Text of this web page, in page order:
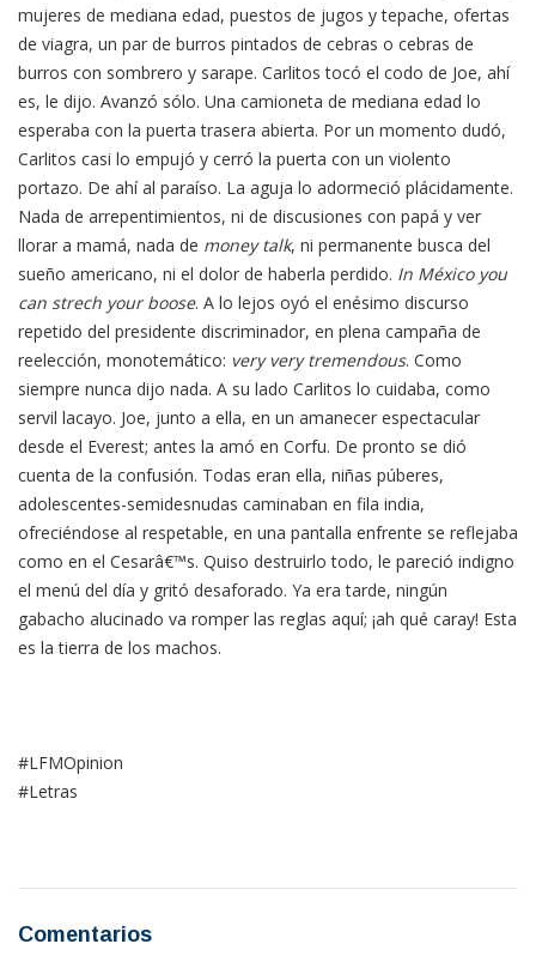
mujeres de mediana edad, puestos de jugos y tepache, ofertas
de viagra, un par de burros pintados de cebras o cebras de
burros con sombrero y sarape. Carlitos tocó el codo de Joe, ahí
es, le dijo. Avanzó sólo. Una camioneta de mediana edad lo
esperaba con la puerta trasera abierta. Por un momento dudó,
Carlitos casi lo empujó y cerró la puerta con un violento
portazo. De ahí al paraíso. La aguja lo adormeció plácidamente.
Nada de arrepentimientos, ni de discusiones con papá y ver
llorar a mamá, nada de money talk, ni permanente busca del
sueño americano, ni el dolor de haberla perdido. In México you
can strech your boose. A lo lejos oyó el enésimo discurso
repetido del presidente discriminador, en plena campaña de
reelección, monotemático: very very tremendous. Como
siempre nunca dijo nada. A su lado Carlitos lo cuidaba, como
servil lacayo. Joe, junto a ella, en un amanecer espectacular
desde el Everest; antes la amó en Corfu. De pronto se dió
cuenta de la confusión. Todas eran ella, niñas púberes,
adolescentes-semidesnudas caminaban en fila india,
ofreciéndose al respetable, en una pantalla enfrente se reflejaba
como en el Cesarâ€™s. Quiso destruirlo todo, le pareció indigno
el menú del día y gritó desaforado. Ya era tarde, ningún
gabacho alucinado va romper las reglas aquí; ¡ah qué caray! Esta
es la tierra de los machos.
#LFMOpinion
#Letras
Comentarios